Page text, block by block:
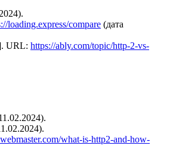
loading.express/compare (дата
URL: https://ably.com/topic/http-2-vs-
what-is-http2-and-how-